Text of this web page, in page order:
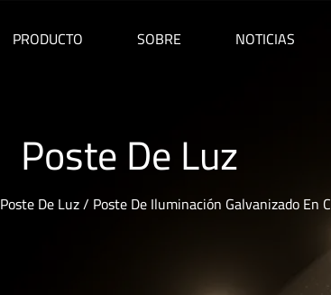
PRODUCTO SOBRE NOTICIAS
Poste De Luz
Poste De Luz/ Poste De Iluminación Galvanizado En